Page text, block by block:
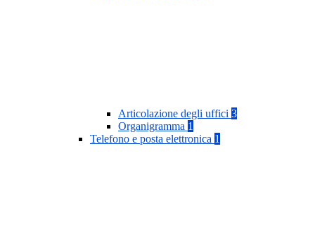
Articolazione degli uffici 3
Organigramma 1
Telefono e posta elettronica 1